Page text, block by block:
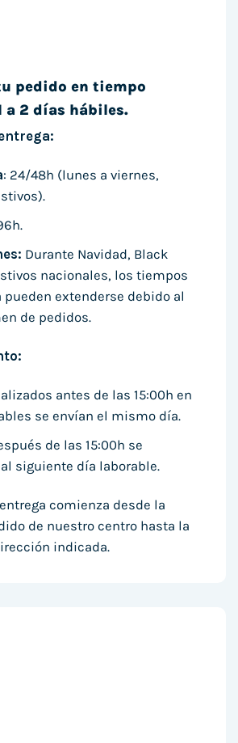
pedido en tiempo
a 2 días hábiles.
: 24/48h (lunes a viernes,
Durante Navidad, Black
nacionales, los tiempos
pueden extenderse debido al
de pedidos.
antes de las 15:00h en
se envían el mismo día.
de las 15:00h se
siguiente día laborable.
comienza desde la
de nuestro centro hasta la
indicada.